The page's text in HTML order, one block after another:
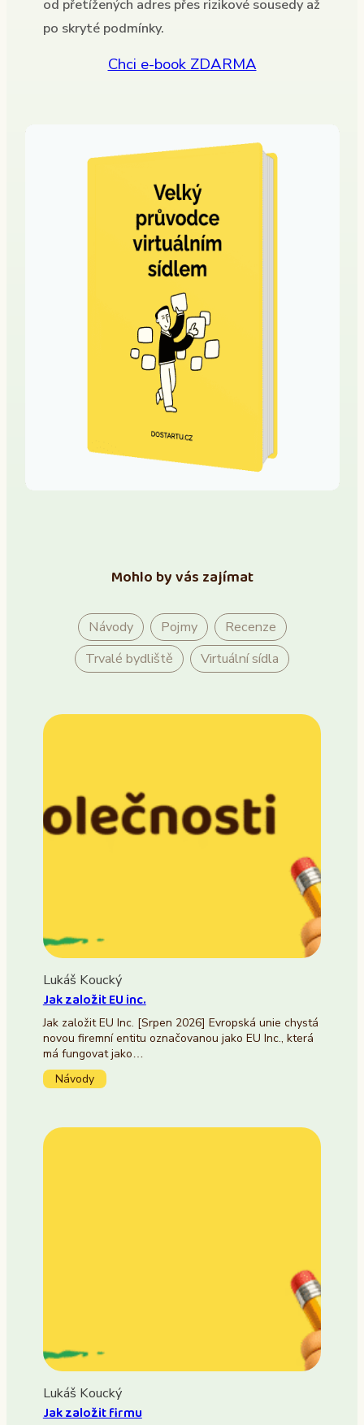
od přetížených adres přes rizikové sousedy až
po skryté podmínky.
Chci e-book ZDARMA
Mohlo by vás zajímat
Návody Pojmy
Recenze
Trvalé bydliště
Virtuální sídla
Lukáš Koucký
Jak založit EU inc.
Jak založit EU Inc. [Srpen 2026] Evropská unie chystá
novou firemní entitu označovanou jako EU Inc., která
má fungovat jako…
Návody
Lukáš Koucký
Jak založit firmu